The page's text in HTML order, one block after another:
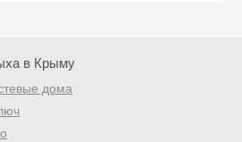
в Крыму
дома
первое бронирование!